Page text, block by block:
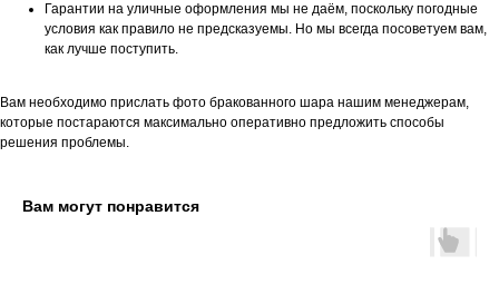
Гарантии на уличные оформления мы не даём, поскольку погодные
условия как правило не предсказуемы. Но мы всегда посоветуем вам,
как лучше поступить.
Вам необходимо прислать фото бракованного шара нашим менеджерам,
которые постараются максимально оперативно предложить способы
решения проблемы.
Вам могут понравится